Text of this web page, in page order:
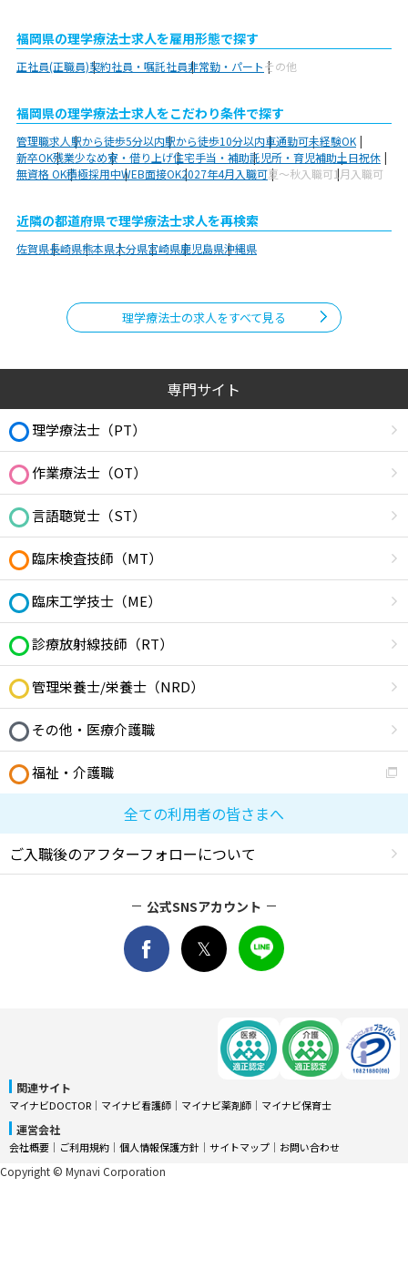
福岡県の理学療法士求人を雇用形態で探す
正社員(正職員)契約社員・嘱託社員非常勤・パートその他
福岡県の理学療法士求人をこだわり条件で探す
管理職求人駅から徒歩5分以内駅から徒歩10分以内車通勤可未経験OK
新卒OK残業少なめ寮・借り上げ住宅手当・補助託児所・育児補助土日祝休
無資格 OK積極採用中WEB面接OK2027年4月入職可夏～秋入職可1月入職可
近隣の都道府県で理学療法士求人を再検索
佐賀県長崎県熊本県大分県宮崎県鹿児島県沖縄県
理学療法士の求人をすべて見る
専門サイト
理学療法士（PT）
作業療法士（OT）
言語聴覚士（ST）
臨床検査技師（MT）
臨床工学技士（ME）
診療放射線技師（RT）
管理栄養士/栄養士（NRD）
その他・医療介護職
福祉・介護職
全ての利用者の皆さまへ
ご入職後のアフターフォローについて
公式SNSアカウント
関連サイト
マイナビDOCTOR │ マイナビ看護師 │ マイナビ薬剤師 │ マイナビ保育士
運営会社
会社概要 │ ご利用規約 │ 個人情報保護方針 │ サイトマップ │ お問い合わせ
Copyright © Mynavi Corporation